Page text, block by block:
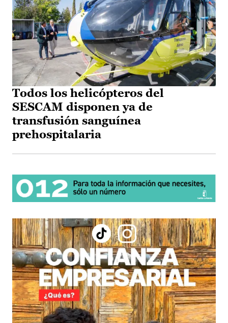
Todos los helicópteros del
SESCAM disponen ya de
transfusión sanguínea
prehospitalaria